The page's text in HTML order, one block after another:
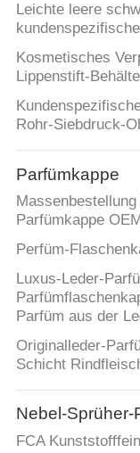
Leichte leere
Kosmetisches
Lippenstift-
Rohr-Siebdruck-
Parfümkappe
Parfümkappe
Perfüm-
Luxus-Leder-
Parfüm aus der
Originalleder-
Schicht
Nebel-Sprüher-
FCA